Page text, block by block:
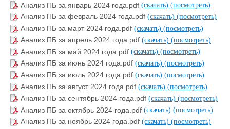
Анализ ПБ за январь 2024 года.pdf (скачать) (посмотреть)
Анализ ПБ за февраль 2024 года.pdf (скачать) (посмотреть)
Анализ ПБ за март 2024 года.pdf (скачать) (посмотреть)
Анализ ПБ за апрель 2024 года.pdf (скачать) (посмотреть)
Анализ ПБ за май 2024 года.pdf (скачать) (посмотреть)
Анализ ПБ за июнь 2024 года.pdf (скачать) (посмотреть)
Анализ ПБ за июль 2024 года.pdf (скачать) (посмотреть)
Анализ ПБ за август 2024 года.pdf (скачать) (посмотреть)
Анализ ПБ за сентябрь 2024 года.pdf (скачать) (посмотреть)
Анализ ПБ за октябрь 2024 года.pdf (скачать) (посмотреть)
Анализ ПБ за ноябрь 2024 года.pdf (скачать) (посмотреть)